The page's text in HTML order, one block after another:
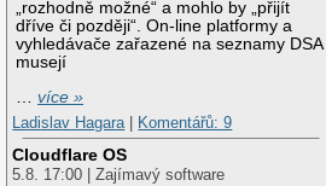
„rozhodně možné“ a mohlo by „přijít
dříve či později“. On-line platformy a
vyhledávače zařazené na seznamy DSA
musejí
…více »
Ladislav Hagara| Komentářů: 9
Cloudflare OS
5.8. 17:00 | Zajímavý software